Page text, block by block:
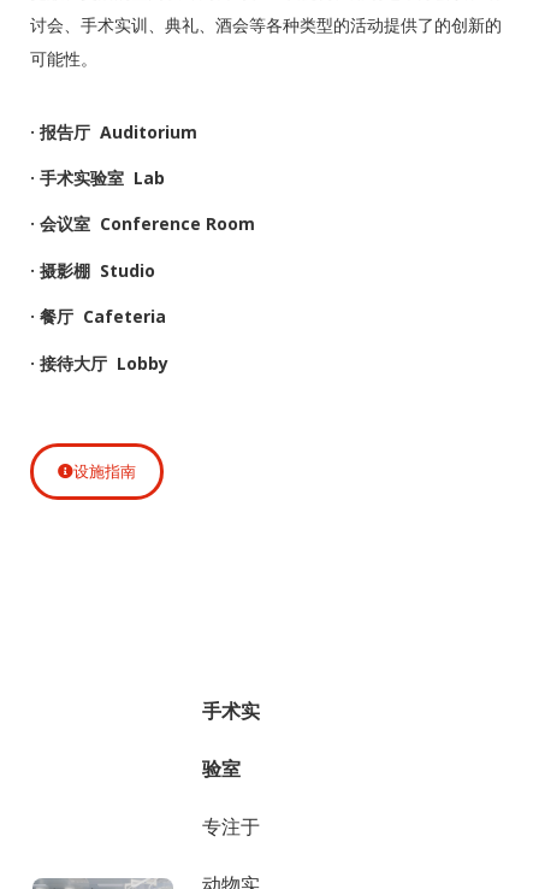
讨会、手术实训、典礼、酒会等各种类型的活动提供了的创新的
可能性。
· 报告厅 Auditorium
· 手术实验室 Lab
· 会议室 Conference Room
· 摄影棚 Studio
· 餐厅 Cafeteria
· 接待大厅 Lobby
设施指南
手术实
验室
专注于